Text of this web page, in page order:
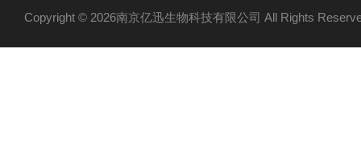
Copyright © 2026南京亿迅生物科技有限公司 All Rights